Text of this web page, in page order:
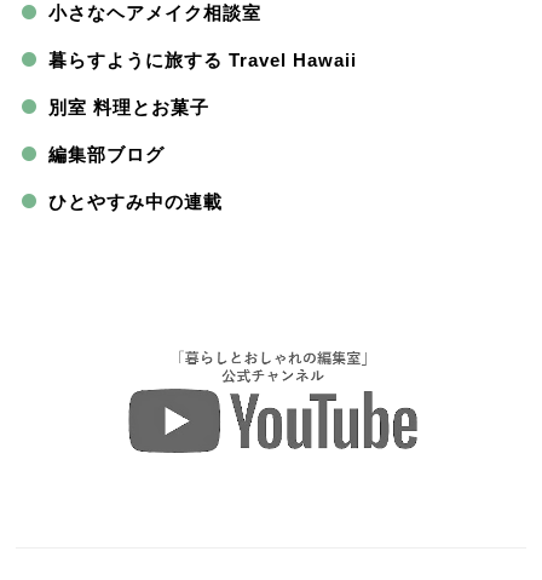
小さなヘアメイク相談室
暮らすように旅する Travel Hawaii
別室 料理とお菓子
編集部ブログ
ひとやすみ中の連載